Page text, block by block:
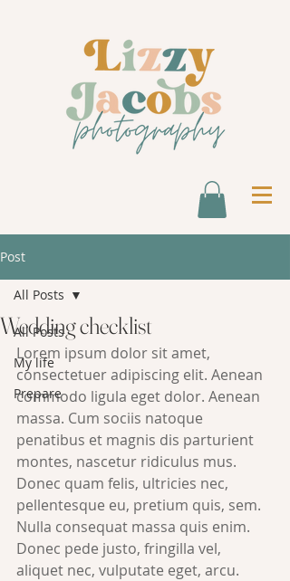
Post
All Posts
My life
Prepare
All Posts
Wedding checklist
Lorem ipsum dolor sit amet,
consectetuer adipiscing elit. Aenean
commodo ligula eget dolor. Aenean
massa. Cum sociis natoque
penatibus et magnis dis parturient
montes, nascetur ridiculus mus.
Donec quam felis, ultricies nec,
pellentesque eu, pretium quis, sem.
Nulla consequat massa quis enim.
Donec pede justo, fringilla vel,
aliquet nec, vulputate eget, arcu.